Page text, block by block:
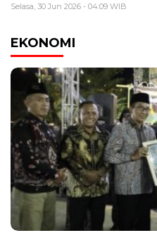
Selasa, 30 Jun 2026 - 04:09 WIB
EKONOMI